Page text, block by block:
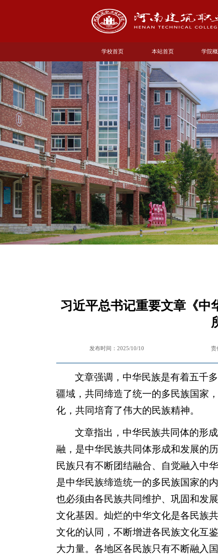
学校首页 本站首页 学院
现任领
机构设
习近平总书记重要文章《中
发布时间：2025/10/10 责
文章强调，中华民族是有着五千
疆域，共同缔造了统一的多民族国家
化，共同培育了伟大的民族精神。
文章指出，中华民族共同体的形
融，是中华民族共同体形成和发展的
民族只有不断团结融合、自觉融入中
是中华民族缔造统一的多民族国家的
也必须由各民族共同维护、巩固和发
文化基因。灿烂的中华文化是各民族
文化的认同，不断增进各民族文化互
大力量。各地区各民族只有不断融入